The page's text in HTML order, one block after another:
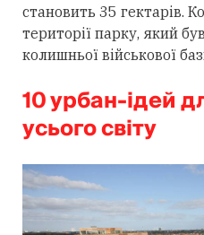
становить 35 гектарів.
території парку, який
колишньої військової
10 урбан-ідей
усього світу